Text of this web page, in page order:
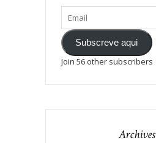
Subscreve aqui
Join 56 other subscribers
Archives